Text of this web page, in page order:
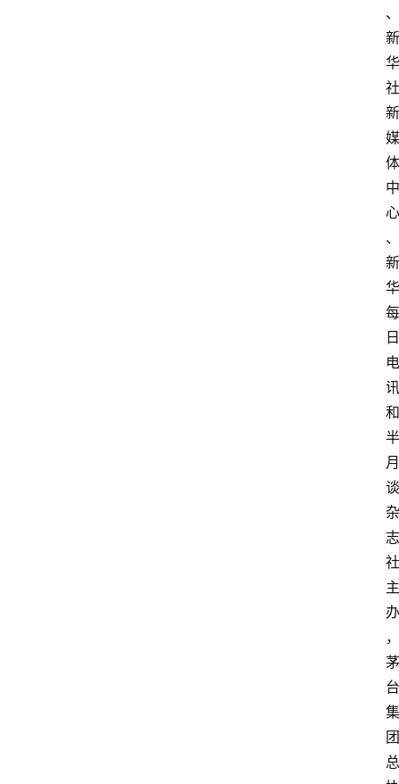
、
新
华
社
新
媒
体
中
心
、
新
华
每
日
电
讯
和
半
月
谈
杂
志
社
主
办
，
茅
台
集
团
总